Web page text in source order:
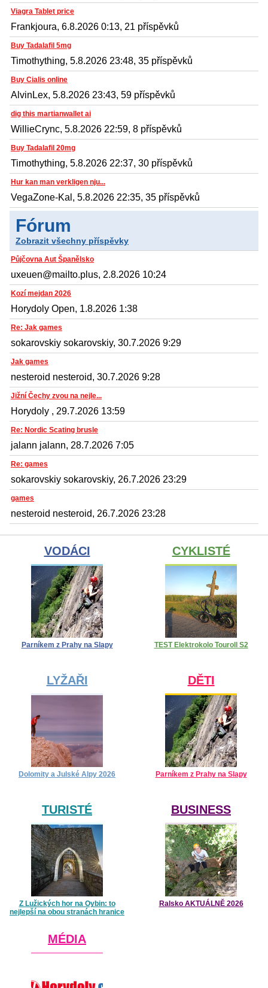
Viagra Tablet price
Frankjoura, 6.8.2026 0:13, 21 příspěvků
Buy Tadalafil 5mg
Timothything, 5.8.2026 23:48, 35 příspěvků
Buy Cialis online
AlvinLex, 5.8.2026 23:43, 59 příspěvků
dig this martianwallet ai
WillieCrync, 5.8.2026 22:59, 8 příspěvků
Buy Tadalafil 20mg
Timothything, 5.8.2026 22:37, 30 příspěvků
Hur kan man verkligen nju...
VegaZone-Kal, 5.8.2026 22:35, 35 příspěvků
Fórum
Zobrazit všechny příspěvky
Půjčovna Aut Španělsko
uxeuen@mailto.plus, 2.8.2026 10:24
Kozí mejdan 2026
Horydoly Open, 1.8.2026 1:38
Re: Jak games
sokarovskiy sokarovskiy, 30.7.2026 9:29
Jak games
nesteroid nesteroid, 30.7.2026 9:28
Jižní Čechy zvou na nejle...
Horydoly , 29.7.2026 13:59
Re: Nordic Scating brusle
jalann jalann, 28.7.2026 7:05
Re: games
sokarovskiy sokarovskiy, 26.7.2026 23:29
games
nesteroid nesteroid, 26.7.2026 23:28
VODÁCI
Parníkem z Prahy na Slapy
CYKLISTÉ
TEST Elektrokolo Touroll S2
LYŽAŘI
Dolomity a Julské Alpy 2026
DĚTI
Parníkem z Prahy na Slapy
TURISTÉ
Z Lužických hor na Oybin: to
nejlepší na obou stranách hranice
BUSINESS
Ralsko AKTUÁLNĚ 2026
MÉDIA